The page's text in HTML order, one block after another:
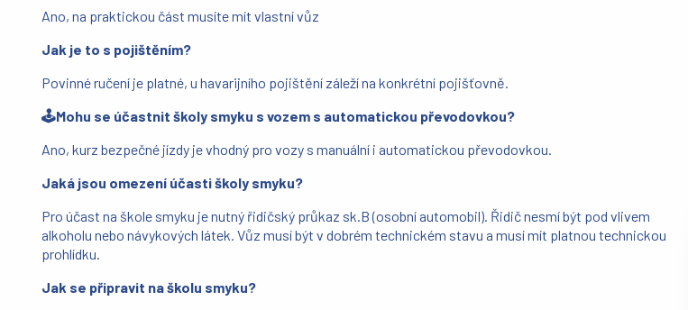
Ano, na praktickou část musíte mít vlastní vůz
Jak je to s pojištěním?
Povinné ručení je platné, u havarijního pojištění záleží na konkrétní pojišťovně.
🕹️Mohu se účastnit školy smyku s vozem s automatickou převodovkou?
Ano, kurz bezpečné jízdy je vhodný pro vozy s manuální i automatickou převodovkou.
Jaká jsou omezení účasti školy smyku?
Pro účast na škole smyku je nutný řidičský průkaz sk.B (osobní automobil). Řidič nesmí být pod vlivem
alkoholu nebo návykových látek. Vůz musí být v dobrém technickém stavu a musí mít platnou technickou
prohlídku.
Jak se připravit na školu smyku?